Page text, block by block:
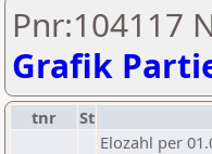
Pnr:104117
Grafik
tnr St
Elozahl per